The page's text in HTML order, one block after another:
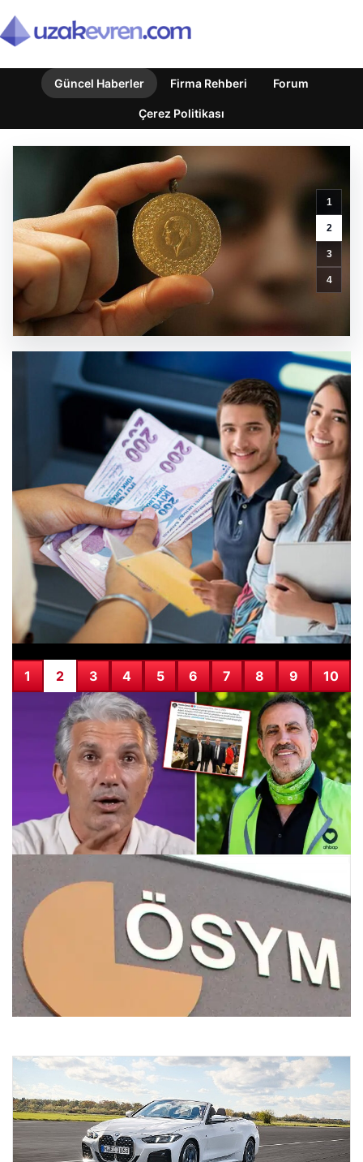
Güncel Haberler Firma Rehberi Forum
Çerez Politikası
SICAK HABER
GÜNCEL HABERLER
06.08.2026
22 Mayıs 2026 Güncel Altın Fiyatları ve
1
2
3
4
Bartın
Üniversitesi’nden
Öğrencilere
Burs
Fırsatı:
Her
Ay
25
TL
Destek
1 2 3 4 5 6 7 8 9 10
Nedim Şener’in 2023 Yılındaki Paylaşımları ve Ahbap’a
Destek Verenlere Yönelik Tartışmalar
26.07.2026 10:58
Bu hafta sonu sınav var mı? 25-26 Temmuz 2026 hangi
sınavlar var?
25.07.2026 11:58